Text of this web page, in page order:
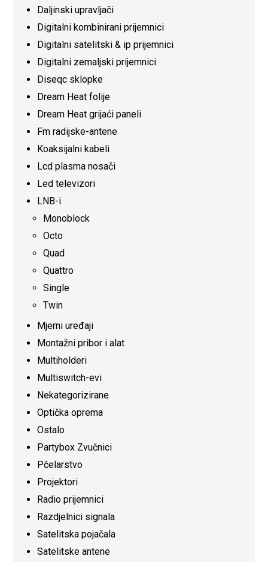
Daljinski upravljači
Digitalni kombinirani prijemnici
Digitalni satelitski & ip prijemnici
Digitalni zemaljski prijemnici
Diseqc sklopke
Dream Heat folije
Dream Heat grijaći paneli
Fm radijske-antene
Koaksijalni kabeli
Lcd plasma nosači
Led televizori
LNB-i
Monoblock
Octo
Quad
Quattro
Single
Twin
Mjerni uređaji
Montažni pribor i alat
Multiholderi
Multiswitch-evi
Nekategorizirane
Optička oprema
Ostalo
Partybox Zvučnici
Pčelarstvo
Projektori
Radio prijemnici
Razdjelnici signala
Satelitska pojačala
Satelitske antene